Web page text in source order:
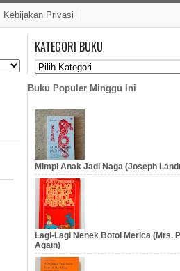
Kebijakan Privasi
KATEGORI BUKU
Buku Populer Minggu Ini
Mimpi Anak Jadi Naga (Joseph
Lagi-Lagi Nenek Botol Merica (Mrs.
Again)